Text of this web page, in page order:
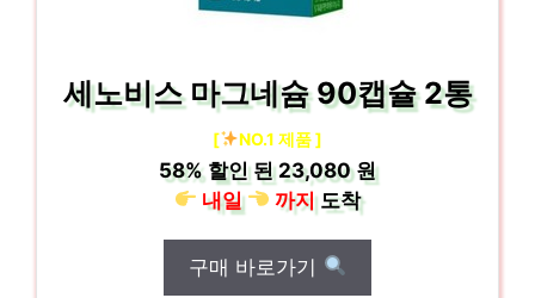
세노비스 마그네슘 90캡슐 2통
[ NO.1 제품 ]
58% 할인 된23,080 원
내일
까지도착
구매 바로가기